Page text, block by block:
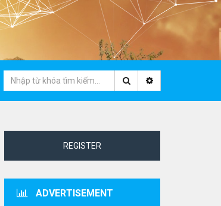
REGISTER
ADVERTISEMENT